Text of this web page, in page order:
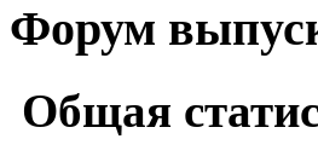
Форум
Общая